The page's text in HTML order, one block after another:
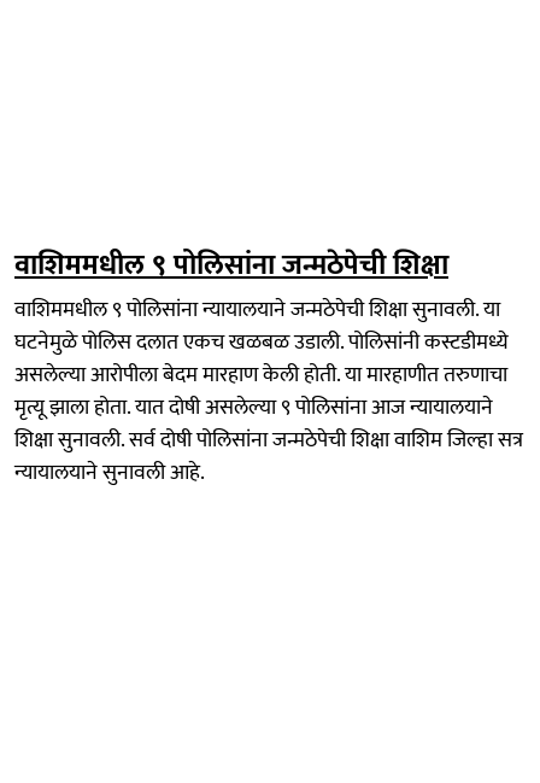
वाशिममधील ९ पोलिसांना जन्मठेपेची शिक्षा
वाशिममधील ९ पोलिसांना न्यायालयाने जन्मठेपेची शिक्षा सुनावली. या
घटनेमुळे पोलिस दलात एकच खळबळ उडाली. पोलिसांनी कस्टडीमध्ये
असलेल्या आरोपीला बेदम मारहाण केली होती. या मारहाणीत तरुणाचा
मृत्यू झाला होता. यात दोषी असलेल्या ९ पोलिसांना आज न्यायालयाने
शिक्षा सुनावली. सर्व दोषी पोलिसांना जन्मठेपेची शिक्षा वाशिम जिल्हा सत्र
न्यायालयाने सुनावली आहे.